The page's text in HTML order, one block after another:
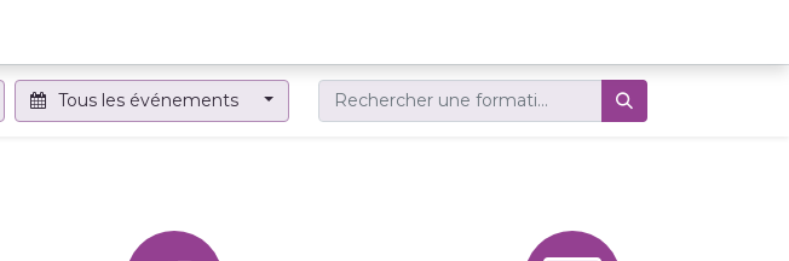
Tous les événements